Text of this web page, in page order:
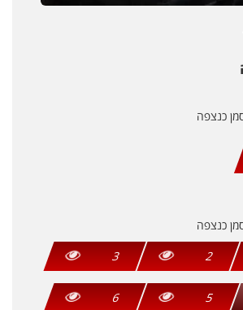
כנצפה
כנצפה
2
3
5
6